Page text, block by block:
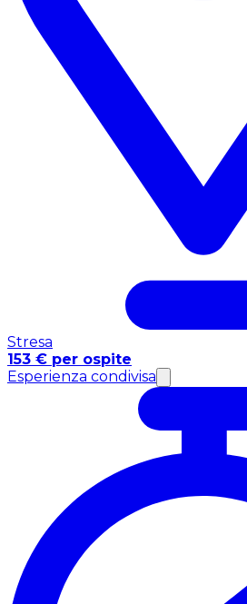
Stresa
153 € per ospite
Esperienza condivisa